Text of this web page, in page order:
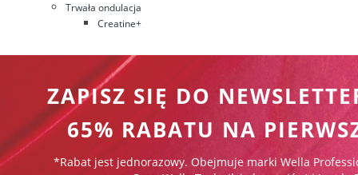
Trwała ondulacja
Creatine+
ZAPISZ SIĘ DO
65% RABATU NA
*Rabat jest jednorazowy. Obejmuje marki Wella